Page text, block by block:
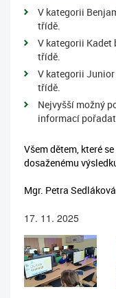
V kategorii
třídě.
V kategorii Kadet
třídě.
V kategorii
třídě.
Nejvyšší možný
informací
Všem dětem, které
dosaženému
Mgr. Petra
17. 11. 2025